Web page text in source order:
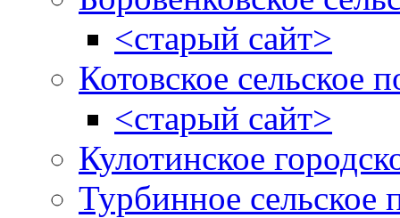
<старый сайт>
Котовское сельское
<старый сайт>
Кулотинское
Турбинное сельское